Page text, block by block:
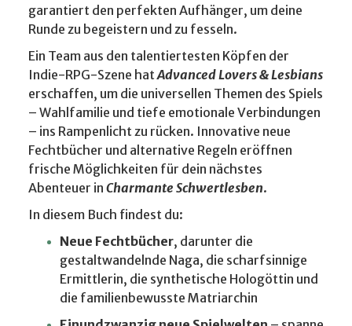
garantiert den perfekten Aufhänger, um deine
Runde zu begeistern und zu fesseln.
Ein Team aus den talentiertesten Köpfen der
Indie-RPG-Szene hatAdvanced Lovers & Lesbians
erschaffen, um die universellen Themen des Spiels
– Wahlfamilie und tiefe emotionale Verbindungen
– ins Rampenlicht zu rücken. Innovative neue
Fechtbücher und alternative Regeln eröffnen
frische Möglichkeiten für dein nächstes
Abenteuer in Charmante Schwertlesben.
In diesem Buch findest du:
Neue Fechtbücher, darunter die
gestaltwandelnde Naga, die scharfsinnige
Ermittlerin, die synthetische Hologöttin und
die familienbewusste Matriarchin